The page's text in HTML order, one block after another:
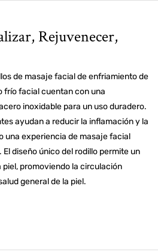
Rejuvenecer,
de masaje facial de enfriamiento de
frío facial cuentan con una
inoxidable para un uso duradero.
ayudan a reducir la inflamación y la
una experiencia de masaje facial
diseño único del rodillo permite un
promoviendo la circulación
general de la piel.